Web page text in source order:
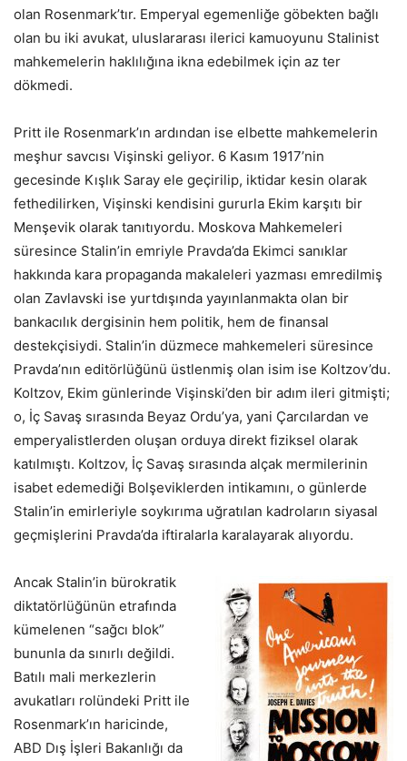
olan Rosenmark’tır. Emperyal egemenliğe göbekten bağlı
olan bu iki avukat, uluslararası ilerici kamuoyunu Stalinist
mahkemelerin haklılığına ikna edebilmek için az ter
dökmedi.
Pritt ile Rosenmark’ın ardından ise elbette mahkemelerin
meşhur savcısı Vişinski geliyor. 6 Kasım 1917’nin
gecesinde Kışlık Saray ele geçirilip, iktidar kesin olarak
fethedilirken, Vişinski kendisini gururla Ekim karşıtı bir
Menşevik olarak tanıtıyordu. Moskova Mahkemeleri
süresince Stalin’in emriyle Pravda’da Ekimci sanıklar
hakkında kara propaganda makaleleri yazması emredilmiş
olan Zavlavski ise yurtdışında yayınlanmakta olan bir
bankacılık dergisinin hem politik, hem de finansal
destekçisiydi. Stalin’in düzmece mahkemeleri süresince
Pravda’nın editörlüğünü üstlenmiş olan isim ise Koltzov’du.
Koltzov, Ekim günlerinde Vişinski’den bir adım ileri gitmişti;
o, İç Savaş sırasında Beyaz Ordu’ya, yani Çarcılardan ve
emperyalistlerden oluşan orduya direkt fiziksel olarak
katılmıştı. Koltzov, İç Savaş sırasında alçak mermilerinin
isabet edemediği Bolşeviklerden intikamını, o günlerde
Stalin’in emirleriyle soykırıma uğratılan kadroların siyasal
geçmişlerini Pravda’da iftiralarla karalayarak alıyordu.
Ancak Stalin’in bürokratik
diktatörlüğünün etrafında
kümelenen “sağcı blok”
bununla da sınırlı değildi.
Batılı mali merkezlerin
avukatları rolündeki Pritt ile
Rosenmark’ın haricinde,
ABD Dış İşleri Bakanlığı da